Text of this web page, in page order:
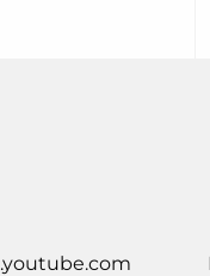
.youtube.com